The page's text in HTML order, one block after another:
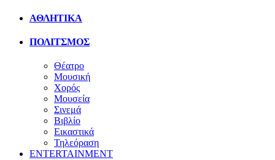
ΑΘΛΗΤΙΚΑ
ΠΟΛΙΤΣΜΟΣ
Θέατρο
Μουσική
Χορός
Μουσεία
Σινεμά
Βιβλίο
Εικαστικά
Τηλεόραση
ENTERTAINMENT